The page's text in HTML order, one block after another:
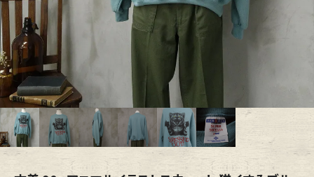
年代から探す 古着卸DOCK
メンズ商品カテゴリーから探す
Tops Outer
Bottoms Fafatt